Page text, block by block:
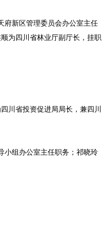
新区管理委员会办公室主任
为四川省林业厅副厅长，挂职
省投资促进局局长，兼四川
组办公室主任职务；祁晓玲